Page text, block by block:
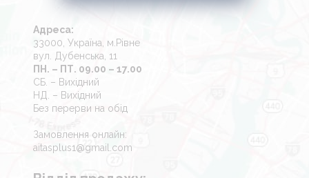
Адреса:
33000, Україна, м.Рівне
вул. Дубенська, 11
ПН. – ПТ. 09.00 – 17.00
СБ. – Вихідний
НД. – Вихідний
Без перерви на обід
Замовлення онлайн:
aitasplus1@gmail.com